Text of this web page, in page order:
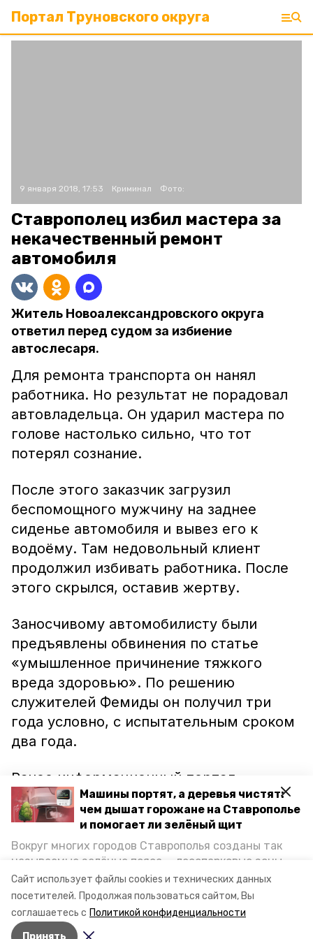
Сайт использует файлы cookies и технических данных
посетителей. Продолжая пользоваться сайтом, Вы
соглашаетесь с Политикой конфиденциальности
Принять
Машины портят, а деревья чистят:
чем дышат горожане на Ставрополье
и помогает ли зелёный щит
Вокруг многих городов Ставрополья созданы так
называемые зелёные пояса — лесопарковые зоны,
снижающие негативное воздействие выхлопных
газов на атмосферу. Справляются ли они с
постоянно растущим потоком автотранспорта и
каким воздухом дышат жители края, узнала
Портал Труновского округа
9 января 2018, 17:53 Криминал Фото:
Ставрополец избил мастера за
некачественный ремонт
автомобиля
Житель Новоалександровского округа
ответил перед судом за избиение
автослесаря.
Для ремонта транспорта он нанял
работника. Но результат не порадовал
автовладельца. Он ударил мастера по
голове настолько сильно, что тот
потерял сознание.
После этого заказчик загрузил
беспомощного мужчину на заднее
сиденье автомобиля и вывез его к
водоёму. Там недовольный клиент
продолжил избивать работника. После
этого скрылся, оставив жертву.
Заносчивому автомобилисту были
предъявлены обвинения по статье
«умышленное причинение тяжкого
вреда здоровью». По решению
служителей Фемиды он получил три
года условно, с испытательным сроком
два года.
Ранее информационный портал
Труновского района сообщал, что
жительнице села Обильного
статье. Она ударила своего
четырёхмесячного малыша. Плач
ребёнка раздражал горе-мамашу.